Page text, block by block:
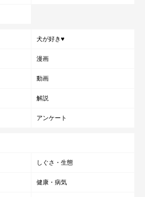
犬が好き♥
漫画
動画
解説
アンケート
しぐさ・生態
健康・病気